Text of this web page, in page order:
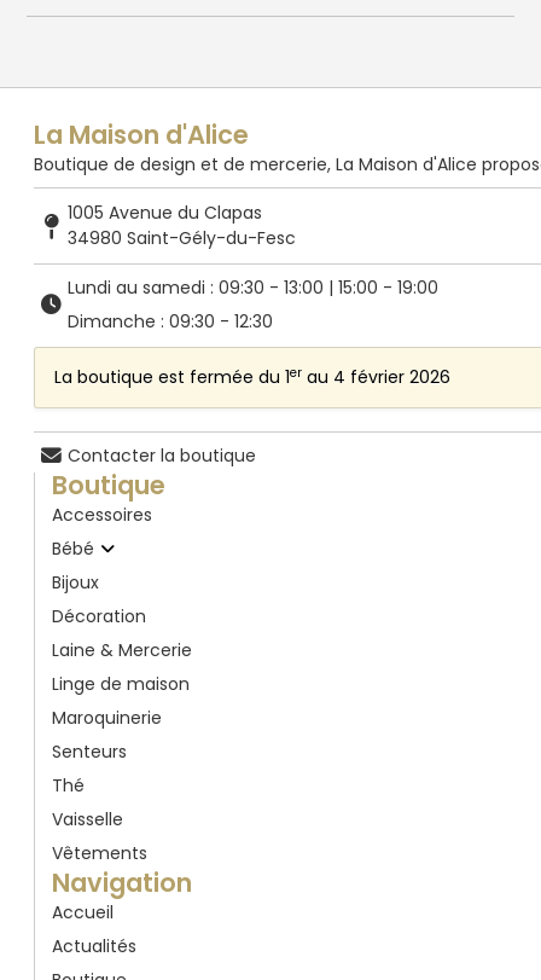
La Maison d'Alice
Boutique de design et de mercerie, La Maison d'Alice
1005 Avenue du Clapas
34980 Saint-Gély-du-Fesc
Lundi au samedi : 09:30 - 13:00 | 15:00 - 19:00
Dimanche : 09:30 - 12:30
La boutique est fermée du 1er au 4 février 2026
Contacter la boutique
Boutique
Accessoires
Bébé
Bijoux
Décoration
Laine & Mercerie
Linge de maison
Maroquinerie
Senteurs
Thé
Vaisselle
Vêtements
Navigation
Accueil
Actualités